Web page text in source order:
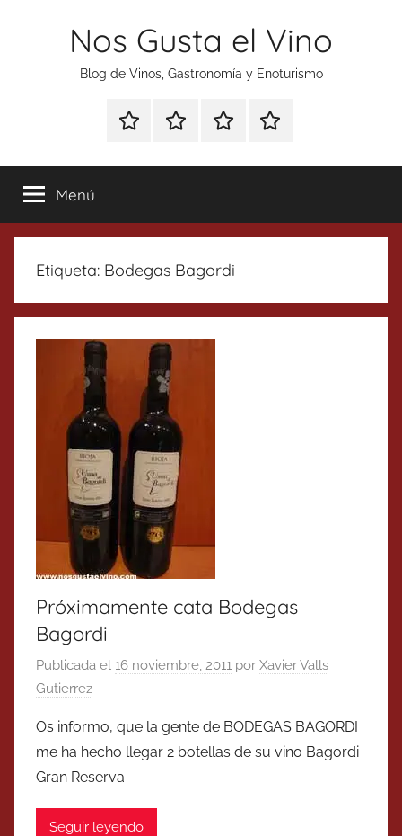
Nos Gusta el Vino
Blog de Vinos, Gastronomía y Enoturismo
Especial
Tonics
Enoturismo
Gastronomía
RankingContacto
Menú
Etiqueta: Bodegas Bagordi
Próximamente cata Bodegas
Bagordi
Publicada el 16 noviembre, 2011 por Xavier Valls
Gutierrez
Os informo, que la gente de BODEGAS BAGORDI
me ha hecho llegar 2 botellas de su vino Bagordi
Gran Reserva
Seguir leyendo